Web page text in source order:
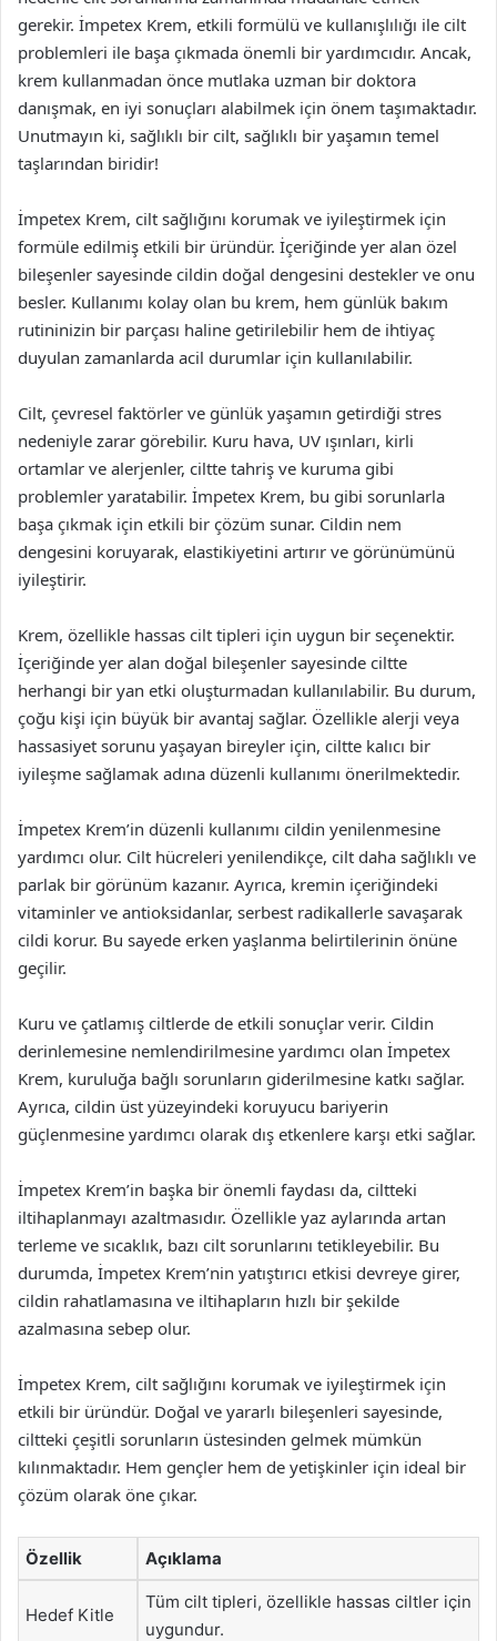
gerekir. İmpetex Krem, etkili formülü ve kullanışlılığı ile cilt
problemleri ile başa çıkmada önemli bir yardımcıdır. Ancak,
krem kullanmadan önce mutlaka uzman bir doktora
danışmak, en iyi sonuçları alabilmek için önem taşımaktadır.
Unutmayın ki, sağlıklı bir cilt, sağlıklı bir yaşamın temel
taşlarından biridir!
İmpetex Krem, cilt sağlığını korumak ve iyileştirmek için
formüle edilmiş etkili bir üründür. İçeriğinde yer alan özel
bileşenler sayesinde cildin doğal dengesini destekler ve onu
besler. Kullanımı kolay olan bu krem, hem günlük bakım
rutininizin bir parçası haline getirilebilir hem de ihtiyaç
duyulan zamanlarda acil durumlar için kullanılabilir.
Cilt, çevresel faktörler ve günlük yaşamın getirdiği stres
nedeniyle zarar görebilir. Kuru hava, UV ışınları, kirli
ortamlar ve alerjenler, ciltte tahriş ve kuruma gibi
problemler yaratabilir. İmpetex Krem, bu gibi sorunlarla
başa çıkmak için etkili bir çözüm sunar. Cildin nem
dengesini koruyarak, elastikiyetini artırır ve görünümünü
iyileştirir.
Krem, özellikle hassas cilt tipleri için uygun bir seçenektir.
İçeriğinde yer alan doğal bileşenler sayesinde ciltte
herhangi bir yan etki oluşturmadan kullanılabilir. Bu durum,
çoğu kişi için büyük bir avantaj sağlar. Özellikle alerji veya
hassasiyet sorunu yaşayan bireyler için, ciltte kalıcı bir
iyileşme sağlamak adına düzenli kullanımı önerilmektedir.
İmpetex Krem’in düzenli kullanımı cildin yenilenmesine
yardımcı olur. Cilt hücreleri yenilendikçe, cilt daha sağlıklı ve
parlak bir görünüm kazanır. Ayrıca, kremin içeriğindeki
vitaminler ve antioksidanlar, serbest radikallerle savaşarak
cildi korur. Bu sayede erken yaşlanma belirtilerinin önüne
geçilir.
Kuru ve çatlamış ciltlerde de etkili sonuçlar verir. Cildin
derinlemesine nemlendirilmesine yardımcı olan İmpetex
Krem, kuruluğa bağlı sorunların giderilmesine katkı sağlar.
Ayrıca, cildin üst yüzeyindeki koruyucu bariyerin
güçlenmesine yardımcı olarak dış etkenlere karşı etki sağlar.
İmpetex Krem’in başka bir önemli faydası da, ciltteki
iltihaplanmayı azaltmasıdır. Özellikle yaz aylarında artan
terleme ve sıcaklık, bazı cilt sorunlarını tetikleyebilir. Bu
durumda, İmpetex Krem’nin yatıştırıcı etkisi devreye girer,
cildin rahatlamasına ve iltihapların hızlı bir şekilde
azalmasına sebep olur.
İmpetex Krem, cilt sağlığını korumak ve iyileştirmek için
etkili bir üründür. Doğal ve yararlı bileşenleri sayesinde,
ciltteki çeşitli sorunların üstesinden gelmek mümkün
kılınmaktadır. Hem gençler hem de yetişkinler için ideal bir
çözüm olarak öne çıkar.
Özellik Açıklama
Hedef Kitle
Tüm cilt tipleri, özellikle hassas ciltler için
uygundur.